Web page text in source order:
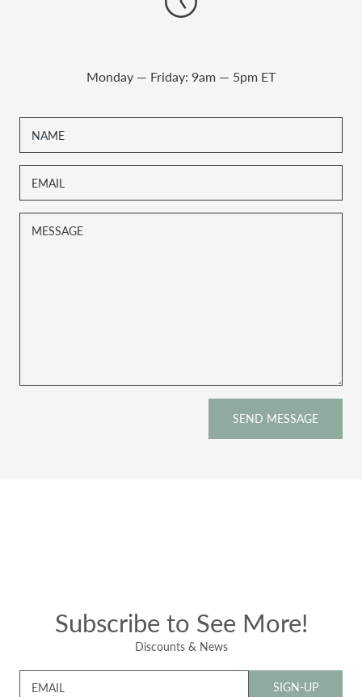
NAME
EMAIL
MESSAGE
SEND MESSAGE
Monday — Friday: 9am — 5pm ET
Subscribe to See More!
Discounts & News
EMAIL SIGN-UP